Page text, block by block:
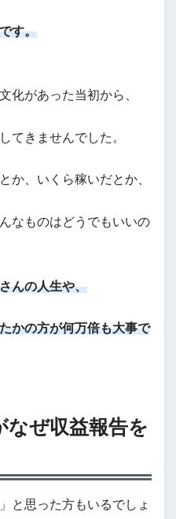
す。
化があった当初から、
てきませんでした。
か、いくら稼いだとか、
なものはどうでもいいの
んの人生や、
かの方が何万倍も大事で
なぜ収益報告を
と思った方もいるでしょ